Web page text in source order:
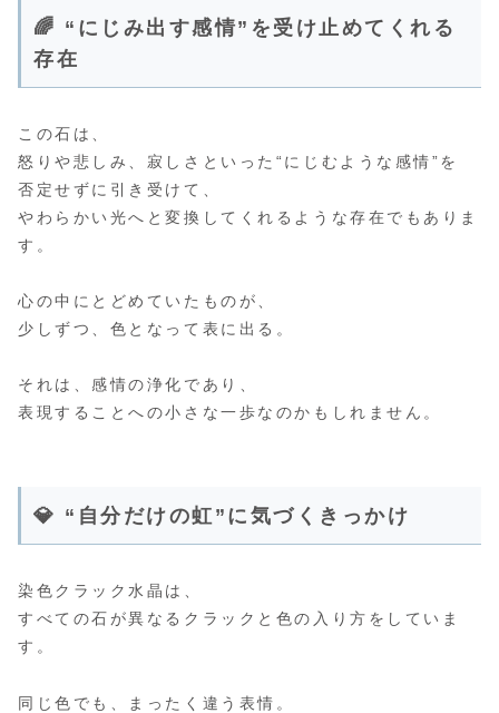
🌈 “にじみ出す感情”を受け止めてくれる
存在
この石は、
怒りや悲しみ、寂しさといった“にじむような感情”を
否定せずに引き受けて、
やわらかい光へと変換してくれるような存在でもありま
す。
心の中にとどめていたものが、
少しずつ、色となって表に出る。
それは、感情の浄化であり、
表現することへの小さな一歩なのかもしれません。
💎 “自分だけの虹”に気づくきっかけ
染色クラック水晶は、
すべての石が異なるクラックと色の入り方をしていま
す。
同じ色でも、まったく違う表情。